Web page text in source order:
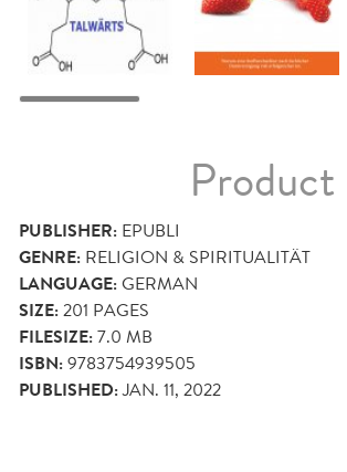
PUBLISHER: EPUBLI
GENRE: RELIGION & SPIRITUALITÄT
LANGUAGE:GERMAN
SIZE:201 PAGES
FILESIZE:7.0 MB
ISBN:9783754939505
PUBLISHED:JAN. 11, 2022